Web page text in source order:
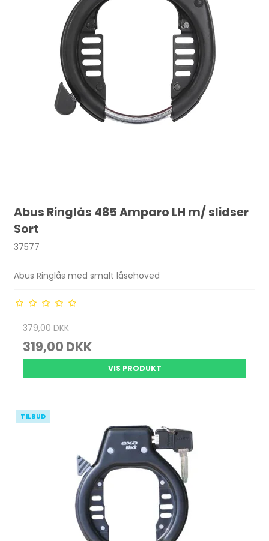
Abus Ringlås 485 Amparo LH m/ slidser
Sort
37577
Abus Ringlås med smalt låsehoved
379,00 DKK
319,00 DKK
VIS PRODUKT
TILBUD